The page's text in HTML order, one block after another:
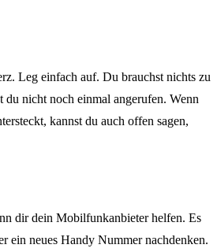
Leg einfach auf. Du brauchst nichts zu
nicht noch einmal angerufen. Wenn
kannst du auch offen sagen,
dir dein Mobilfunkanbieter helfen. Es
ein neues Handy Nummer nachdenken.